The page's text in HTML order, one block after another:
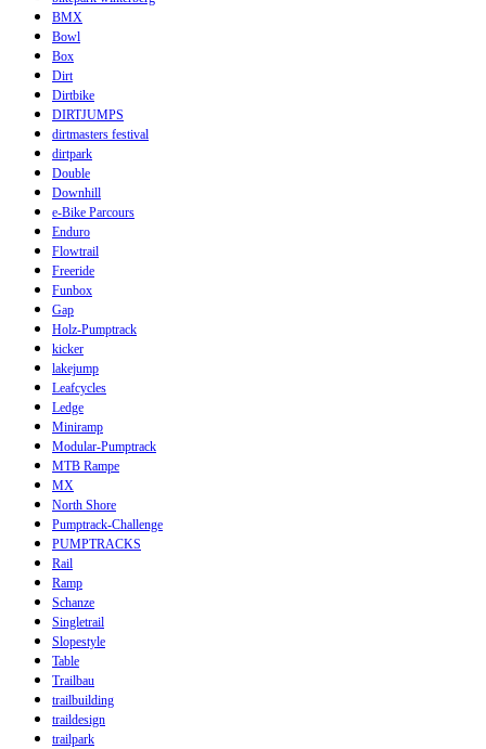
BMX
Bowl
Box
Dirt
Dirtbike
DIRTJUMPS
dirtmasters festival
dirtpark
Double
Downhill
e-Bike Parcours
Enduro
Flowtrail
Freeride
Funbox
Gap
Holz-Pumptrack
kicker
lakejump
Leafcycles
Ledge
Miniramp
Modular-Pumptrack
MTB Rampe
MX
North Shore
Pumptrack-Challenge
PUMPTRACKS
Rail
Ramp
Schanze
Singletrail
Slopestyle
Table
Trailbau
trailbuilding
traildesign
trailpark